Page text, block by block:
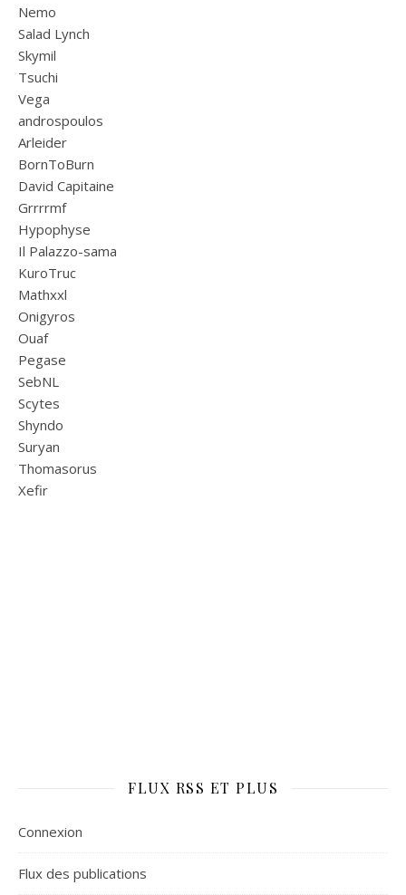
Nemo
Salad Lynch
Skymil
Tsuchi
Vega
androspoulos
Arleider
BornToBurn
David Capitaine
Grrrrmf
Hypophyse
Il Palazzo-sama
KuroTruc
Mathxxl
Onigyros
Ouaf
Pegase
SebNL
Scytes
Shyndo
Suryan
Thomasorus
Xefir
FLUX RSS ET PLUS
Connexion
Flux des publications